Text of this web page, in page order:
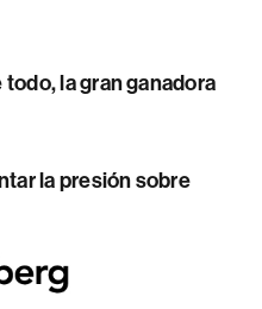
la gran ganadora
la presión sobre